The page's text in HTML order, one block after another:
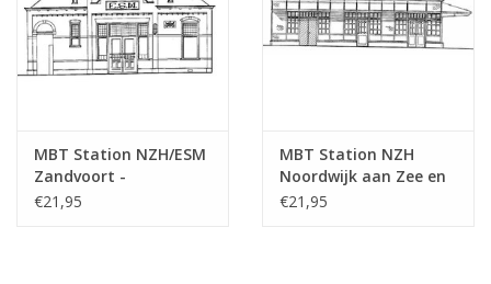
MBT Station NZH/ESM
Zandvoort -
Bouwtekening Schaal 1
€21,95
MBT Station NZH
Noordwijk aan Zee en
diverse abri's -
€21,95